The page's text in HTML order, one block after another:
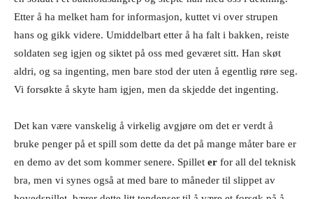
Etter å ha melket ham for informasjon, kuttet vi over strupen
hans og gikk videre. Umiddelbart etter å ha falt i bakken, reiste
soldaten seg igjen og siktet på oss med geværet sitt. Han skøt
aldri, og sa ingenting, men bare stod der uten å egentlig røre seg.
Vi forsøkte å skyte ham igjen, men da skjedde det ingenting.
Det kan være vanskelig å virkelig avgjøre om det er verdt å
bruke penger på et spill som dette da det på mange måter bare er
en demo av det som kommer senere. Spillet er for all del teknisk
bra, men vi synes også at med bare to måneder til slippet av